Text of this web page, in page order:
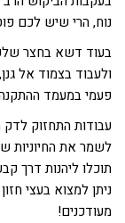
נוח, הרי שיש לכם
בעוד דשא בחצר
ולעבוד בצמוד אל
פעמי במעמד
עבודות התחזוק לדק
לשמר את החיוניות
תוכלו ליהנות דרך
ניתן למצוא בעצי
מעודכנים!